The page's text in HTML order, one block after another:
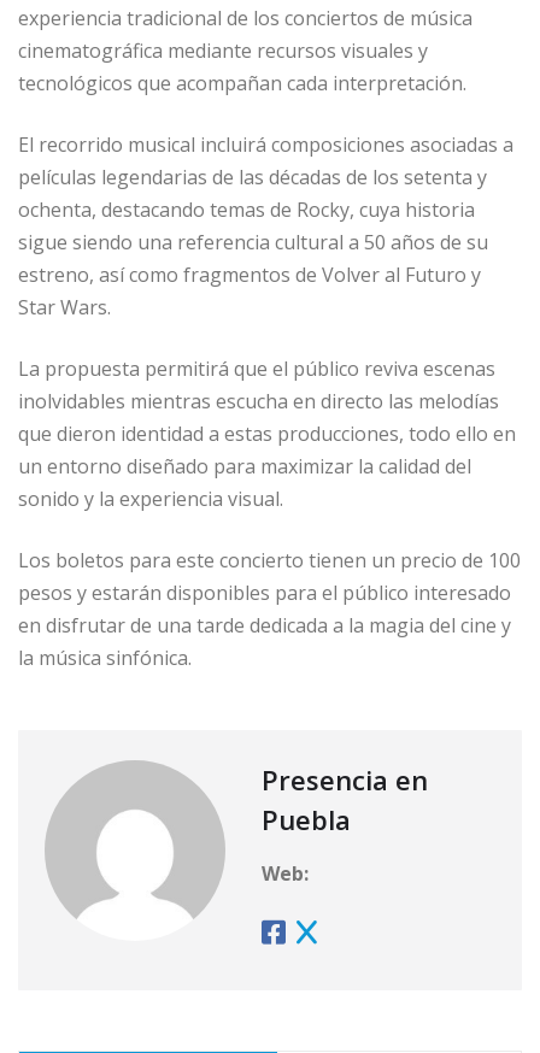
experiencia tradicional de los conciertos de música
cinematográfica mediante recursos visuales y
tecnológicos que acompañan cada interpretación.
El recorrido musical incluirá composiciones asociadas a
películas legendarias de las décadas de los setenta y
ochenta, destacando temas de Rocky, cuya historia
sigue siendo una referencia cultural a 50 años de su
estreno, así como fragmentos de Volver al Futuro y
Star Wars.
La propuesta permitirá que el público reviva escenas
inolvidables mientras escucha en directo las melodías
que dieron identidad a estas producciones, todo ello en
un entorno diseñado para maximizar la calidad del
sonido y la experiencia visual.
Los boletos para este concierto tienen un precio de 100
pesos y estarán disponibles para el público interesado
en disfrutar de una tarde dedicada a la magia del cine y
la música sinfónica.
Presencia en
Puebla
Web: